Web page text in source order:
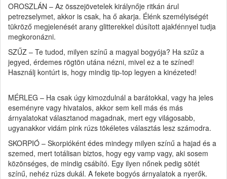
OROSZLÁN – Az összejövetelek királynője ritkán árul
petrezselymet, akkor is csak, ha ő akarja. Élénk személyiségét
tükröző megjelenését arany glitterekkel dúsított ajakfénnyel tudja
megkoronázni.
SZŰZ – Te tudod, milyen színű a magyal bogyója? Ha szűz a
jegyed, érdemes rögtön utána nézni, mivel ez a te színed!
Használj kontúrt is, hogy mindig tip-top legyen a kinézeted!
MÉRLEG – Ha csak úgy kimozdulnál a barátokkal, vagy ha jeles
eseményre vagy hivatalos, akkor sem kell más és más
árnyalatokat választanod magadnak, mert egy világosabb,
ugyanakkor vidám pink rúzs tökéletes választás lesz számodra.
SKORPIÓ – Skorpióként édes mindegy milyen színű a hajad és a
szemed, mert totálisan biztos, hogy egy vamp vagy, aki sosem
közönséges, de mindig csábító. Egy ilyen nőnek pedig sötét
színű, nehéz rúzs dukál. A fekete bogyós árnyalatok a nyerők.